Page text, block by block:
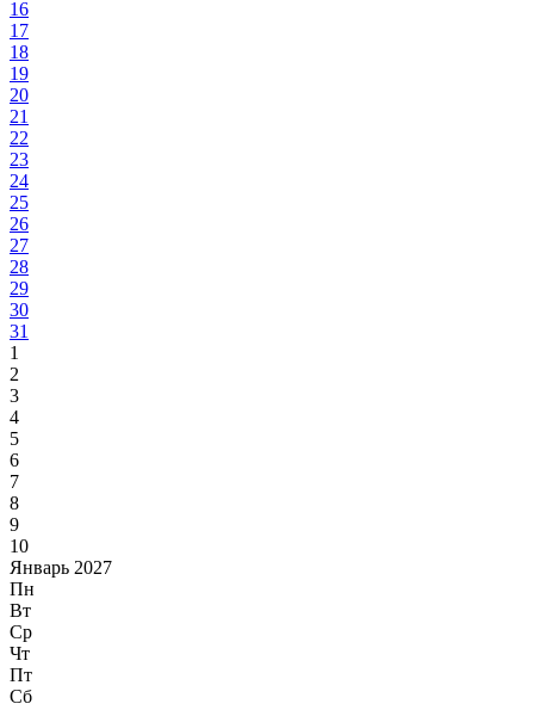
16
17
18
19
20
21
22
23
24
25
26
27
28
29
30
31
1
2
3
4
5
6
7
8
9
10
Январь 2027
Пн
Вт
Ср
Чт
Пт
Сб